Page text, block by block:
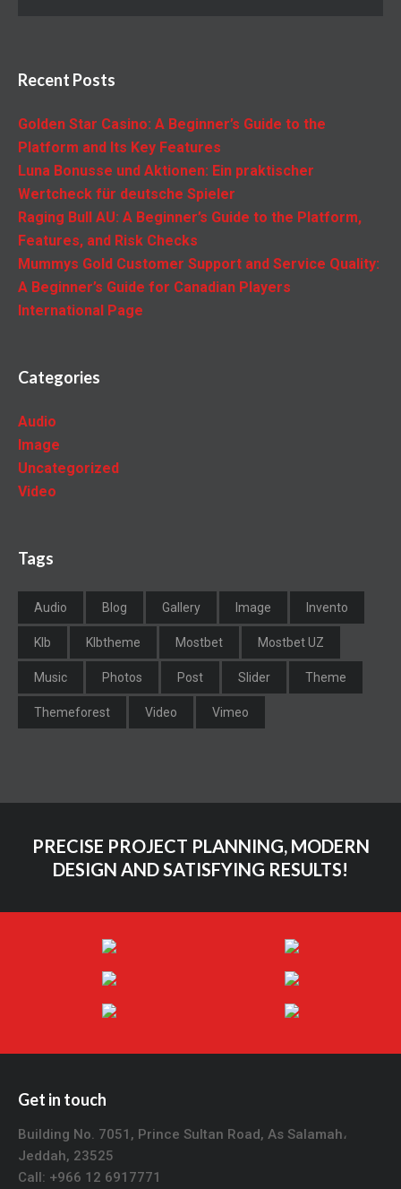
Recent Posts
Golden Star Casino: A Beginner’s Guide to the
Platform and Its Key Features
Luna Bonusse und Aktionen: Ein praktischer
Wertcheck für deutsche Spieler
Raging Bull AU: A Beginner’s Guide to the Platform,
Features, and Risk Checks
Mummys Gold Customer Support and Service Quality:
A Beginner’s Guide for Canadian Players
International Page
Categories
Audio
Image
Uncategorized
Video
Tags
Audio Blog Gallery Image Invento
Klb Klbtheme Mostbet Mostbet UZ
Music Photos Post Slider Theme
Themeforest Video Vimeo
PRECISE PROJECT PLANNING, MODERN
DESIGN AND SATISFYING RESULTS!
Get in touch
Building No. 7051, Prince Sultan Road, As Salamah،
Jeddah, 23525
Call: +966 12 6917771